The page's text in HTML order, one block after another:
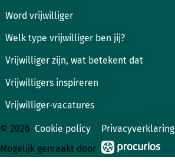
Word vrijwilliger
Welk type vrijwilliger ben jij?
Vrijwilliger zijn, wat betekent dat
Vrijwilligers inspireren
Vrijwilliger-vacatures
© 2026 Cookie policy
Privacyverklaring
Mogelijk gemaakt door